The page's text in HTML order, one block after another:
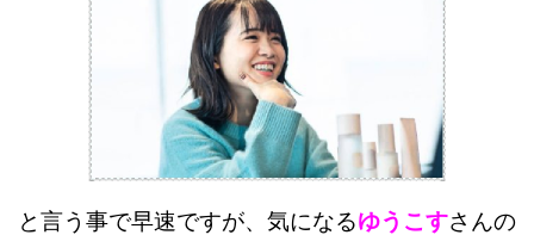
と言う事で早速ですが、気になるゆうこすさんの